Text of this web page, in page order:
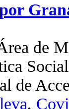
de
de
,